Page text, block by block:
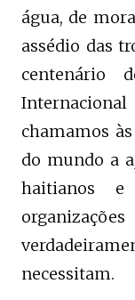
água, de
assédio das
centenário
chamamos
do mundo a
haitianos
necessitam.